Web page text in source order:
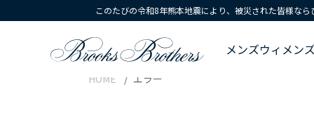
このたびの令和8年熊本地震により、被災された皆様な
メンズウィメン
HOME エラー